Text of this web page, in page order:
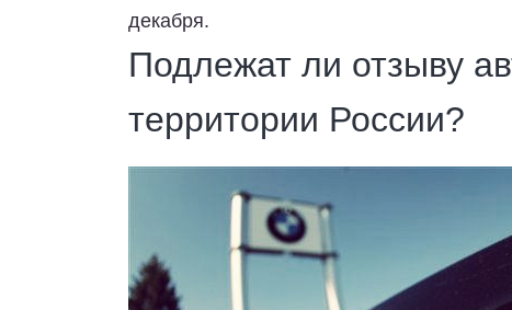
декабря.
Подлежат ли отзыву
территории России?